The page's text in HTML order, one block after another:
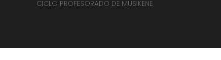
CICLO PROFESORADO DE MUSIKENE